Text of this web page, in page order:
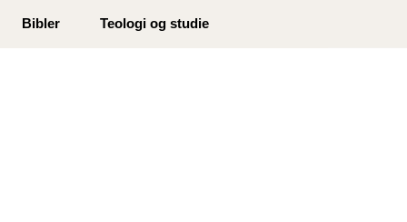
Min side Infosenter
Bibler Teologi og studie